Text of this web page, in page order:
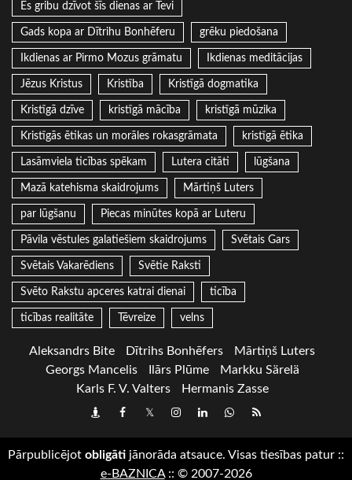
Es gribu dzīvot šīs dienas ar Tevi
Gads kopa ar Dītrihu Bonhēferu grēku piedošana
Ikdienas ar Pirmo Mozus grāmatu Ikdienas meditācijas
Jēzus Kristus Kristība Kristīgā dogmatika
Kristīgā dzīve kristīgā mācība kristīgā mūzika
Kristīgās ētikas un morāles rokasgrāmata kristīgā ētika
Lasāmviela ticības spēkam Lutera citāti lūgšana
Mazā katehisma skaidrojums Mārtiņš Luters
par lūgšanu Piecas minūtes kopā ar Luteru
Pāvila vēstules galatiešiem skaidrojums Svētais Gars
Svētais Vakarēdiens Svētie Raksti
Svēto Rakstu apceres katrai dienai ticība
ticības realitāte Tēvreize velns
Aleksandrs Bite Dītrihs Bonhēfers
Mārtiņš Luters
Georgs Mancelis
Ilārs Plūme
Markku Särelä
Karls F. V. Valters
Hermanis Zasse
DraugiemFacebook
TwitterInstagram
LinkedInwhatsapp
RSS
Pārpublicējot obligāti jānorāda atsauce. Visas tiesības patur ::
e-BAZNICA:: © 2007-2026